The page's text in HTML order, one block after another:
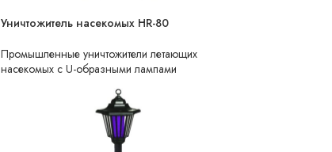
НЕТ В НАЛИЧИИ
Уничтожитель насекомых HR-80
Промышленные уничтожители летающих
насекомых с U-образными лампами